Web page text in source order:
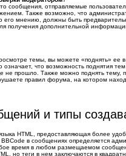
сообщения, отправляемые
Также возможно, что
его мнению, должны быть
получения дополнительной
темы, вы можете «поднять» ее
означает, что возможность поднятия
не прошло. Также можно поднять тему,
правил форума, на котором
и типы
HTML, предоставляющая более
в сообщениях определяется
время в любом размещаемом
но теги в нем заключаются в